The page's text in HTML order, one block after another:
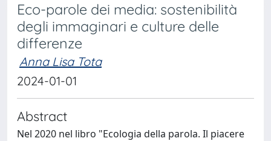
Eco-parole dei media: sostenibilità
degli immaginari e culture delle
differenze
Anna Lisa Tota
2024-01-01
Abstract
Nel 2020 nel libro "Ecologia della parola. Il piacere